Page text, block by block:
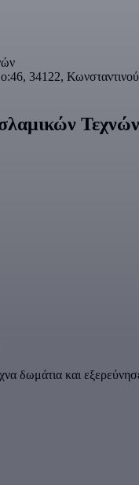
34122,
δωμάτια και